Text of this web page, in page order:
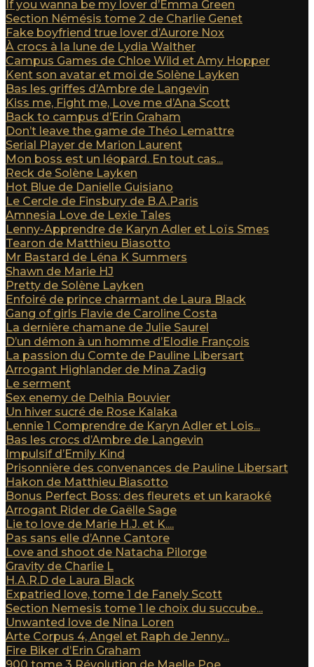
If you wanna be my lover d’Emma Green
Section Némésis tome 2 de Charlie Genet
Fake boyfriend true lover d’Aurore Nox
À crocs à la lune de Lydia Walther
Campus Games de Chloe Wild et Amy Hopper
Kent son avatar et moi de Solène Layken
Bas les griffes d’Ambre de Langevin
Kiss me, Fight me, Love me d’Ana Scott
Back to campus d’Erin Graham
Don’t leave the game de Théo Lemattre
Serial Player de Marion Laurent
Mon boss est un léopard. En tout cas...
Reck de Solène Layken
Hot Blue de Danielle Guisiano
Le Cercle de Finsbury de B.A.Paris
Amnesia Love de Lexie Tales
Lenny-Apprendre de Karyn Adler et Loïs Smes
Tearon de Matthieu Biasotto
Mr Bastard de Léna K Summers
Shawn de Marie HJ
Pretty de Solène Layken
Enfoiré de prince charmant de Laura Black
Gang of girls Flavie de Caroline Costa
La dernière chamane de Julie Saurel
D’un démon à un homme d’Elodie François
La passion du Comte de Pauline Libersart
Arrogant Highlander de Mina Zadig
Le serment
Sex enemy de Delhia Bouvier
Un hiver sucré de Rose Kalaka
Lennie 1 Comprendre de Karyn Adler et Lois...
Bas les crocs d’Ambre de Langevin
Impulsif d’Emily Kind
Prisonnière des convenances de Pauline Libersart
Hakon de Matthieu Biasotto
Bonus Perfect Boss: des fleurets et un karaoké
Arrogant Rider de Gaëlle Sage
Lie to love de Marie H.J. et K....
Pas sans elle d’Anne Cantore
Love and shoot de Natacha Pilorge
Gravity de Charlie L
H.A.R.D de Laura Black
Expatried love, tome 1 de Fanely Scott
Section Nemesis tome 1 le choix du succube...
Unwanted love de Nina Loren
Arte Corpus 4, Angel et Raph de Jenny...
Fire Biker d’Erin Graham